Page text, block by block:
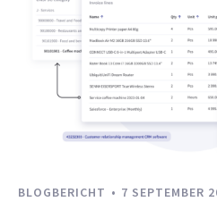
BLOGBERICHT 7 SEPTEMBER